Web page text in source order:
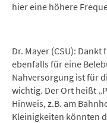
hier eine höhere
Dr. Mayer (CSU):
ebenfalls für eine
Nahversorgung ist für
wichtig. Der Ort heißt
Hinweis, z.B. am
Kleinigkeiten könnten